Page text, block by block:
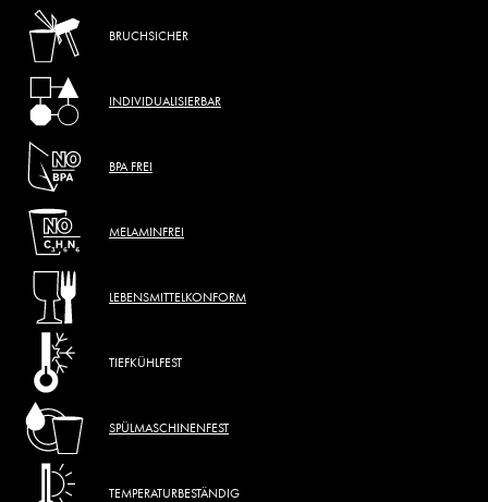
BRUCHSICHER
INDIVIDUALISIERBAR
BPA FREI
MELAMINFREI
LEBENSMITTELKONFORM
TIEFKÜHLFEST
SPÜLMASCHINENFEST
TEMPERATURBESTÄNDIG